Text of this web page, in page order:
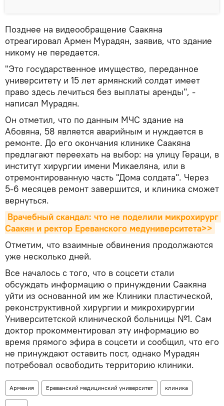
Позднее на видеообращение Саакяна
отреагировал Армен Мурадян, заявив, что здание
никому не передается.
"Это государственное имущество, переданное
университету и 15 лет армянский солдат имеет
право здесь лечиться без выплаты аренды", -
написал Мурадян.
Он отметил, что по данным МЧС здание на
Абовяна, 58 является аварийным и нуждается в
ремонте. До его окончания клинике Саакяна
предлагают переехать на выбор: на улицу Гераци, в
институт хирургии имени Микаеляна, или в
отремонтированную часть "Дома солдата". Через
5-6 месяцев ремонт завершится, и клиника сможет
вернуться.
Врачебный скандал: что не поделили микрохирург
Саакян и ректор Ереванского медуниверситета>>
Отметим, что взаимные обвинения продолжаются
уже несколько дней.
Все началось с того, что в соцсети стали
обсуждать информацию о принуждении Саакяна
уйти из основанной им же Клиники пластической,
реконструктивной хирургии и микрохирургии
Университетской клинической больницы №1. Сам
доктор прокомментировал эту информацию во
время прямого эфира в соцсети и сообщил, что его
не принуждают оставить пост, однако Мурадян
потребовал освободить территорию клиники.
Армения Ереванский медицинский университет клиника